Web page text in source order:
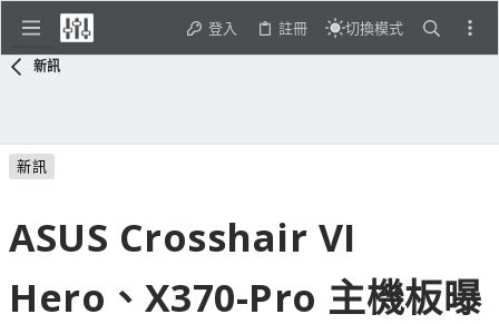
登入 註冊 切換模式
新訊
新訊
ASUS Crosshair VI
Hero、X370-Pro 主機板曝